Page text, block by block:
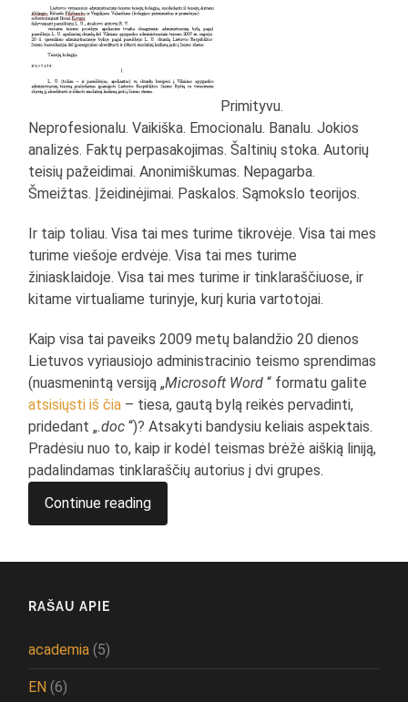
Primityvu.
Neprofesionalu. Vaikiška. Emocionalu. Banalu. Jokios
analizės. Faktų perpasakojimas. Šaltinių stoka. Autorių
teisių pažeidimai. Anonimiškumas. Nepagarba.
Šmeižtas. Įžeidinėjimai. Paskalos. Sąmokslo teorijos.
Ir taip toliau. Visa tai mes turime tikrovėje. Visa tai mes
turime viešoje erdvėje. Visa tai mes turime
žiniasklaidoje. Visa tai mes turime ir tinklaraščiuose, ir
kitame virtualiame turinyje, kurį kuria vartotojai.
Kaip visa tai paveiks 2009 metų balandžio 20 dienos
Lietuvos vyriausiojo administracinio teismo sprendimas
(nuasmenintą versiją „Microsoft Word “ formatu galite
atsisiųsti iš čia – tiesa, gautą bylą reikės pervadinti,
pridedant „.doc “)? Atsakyti bandysiu keliais aspektais.
Pradėsiu nuo to, kaip ir kodėl teismas brėžė aiškią liniją,
padalindamas tinklaraščių autorius į dvi grupes.
Continue reading
RAŠAU APIE
academia (5)
EN (6)